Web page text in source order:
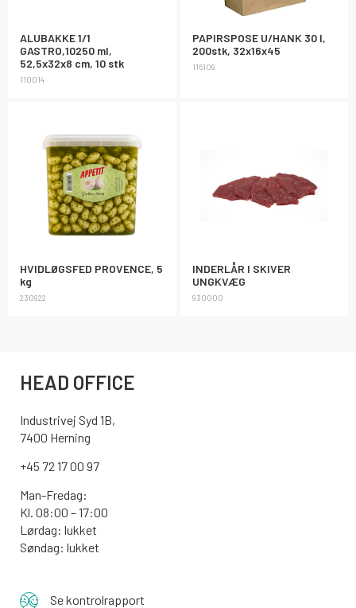
ALUBAKKE 1/1
GASTRO,10250 ml,
52,5x32x8 cm, 10 stk
110014
PAPIRSPOSE U/HANK 30 l,
200stk, 32x16x45
116109
HVIDLØGSFED PROVENCE, 5
kg
230922
INDERLÅR I SKIVER
UNGKVÆG
930000
HEAD OFFICE
Industrivej Syd 1B,
7400 Herning
+45 72 17 00 97
Man-Fredag:
Kl. 08:00 – 17:00
Lørdag: lukket
Søndag: lukket
Se kontrolrapport